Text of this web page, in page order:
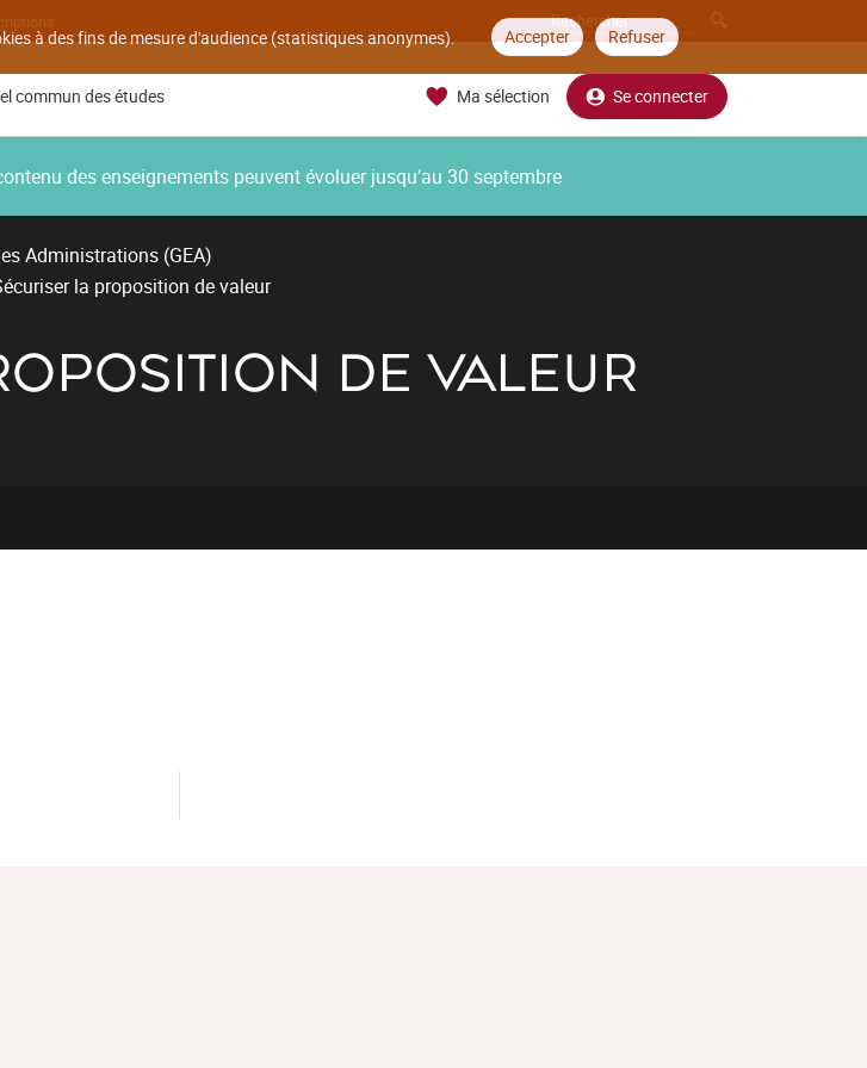
à des fins de mesure d'audience (statistiques anonymes). Accepter Refuser
commun des études Ma sélection Se connecter
des enseignements peuvent évoluer jusqu’au 30 septembre
Administrations (GEA)
la proposition de valeur
DE VALEUR